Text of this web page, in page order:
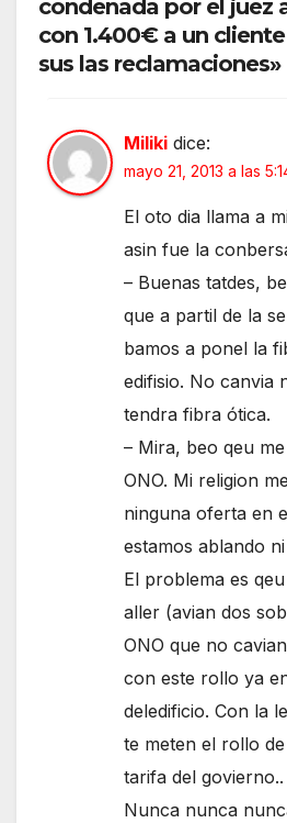
condenada por el juez
con 1.400€ a un
sus las reclamaciones»
Miliki dice:
mayo 21, 2013 a las
El oto dia llama a
asin fue la
– Buenas tatdes,
que a partil de la
bamos a ponel la
edifisio. No canvia
tendra fibra ótica.
– Mira, beo qeu
ONO. Mi religion
ninguna oferta en
estamos ablando
El problema es
aller (avian dos
ONO que no
con este rollo ya
deledificio. Con la
te meten el rollo
tarifa del govierno..
Nunca nunca